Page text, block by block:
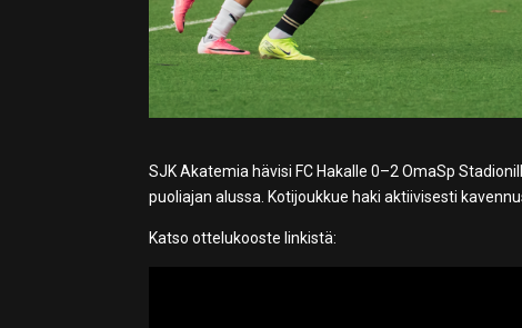
SJK Akatemia hävisi FC Hakalle 0–2 OmaSp
puoliajan alussa. Kotijoukkue haki aktiivisesti
Katso ottelukooste linkistä: